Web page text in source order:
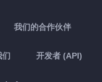
我们的合作伙伴
们 开发者 (API)